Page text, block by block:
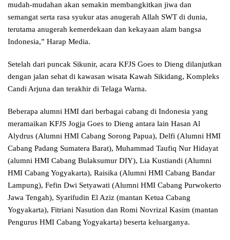
mudah-mudahan akan semakin membangkitkan jiwa dan
semangat serta rasa syukur atas anugerah Allah SWT di dunia,
terutama anugerah kemerdekaan dan kekayaan alam bangsa
Indonesia,” Harap Media.
Setelah dari puncak Sikunir, acara KFJS Goes to Dieng dilanjutkan
dengan jalan sehat di kawasan wisata Kawah Sikidang, Kompleks
Candi Arjuna dan terakhir di Telaga Warna.
Beberapa alumni HMI dari berbagai cabang di Indonesia yang
meramaikan KFJS Jogja Goes to Dieng antara lain Hasan Al
Alydrus (Alumni HMI Cabang Sorong Papua), Delfi (Alumni HMI
Cabang Padang Sumatera Barat), Muhammad Taufiq Nur Hidayat
(alumni HMI Cabang Bulaksumur DIY), Lia Kustiandi (Alumni
HMI Cabang Yogyakarta), Raisika (Alumni HMI Cabang Bandar
Lampung), Fefin Dwi Setyawati (Alumni HMI Cabang Purwokerto
Jawa Tengah), Syarifudin El Aziz (mantan Ketua Cabang
Yogyakarta), Fitriani Nasution dan Romi Novrizal Kasim (mantan
Pengurus HMI Cabang Yogyakarta) beserta keluarganya.